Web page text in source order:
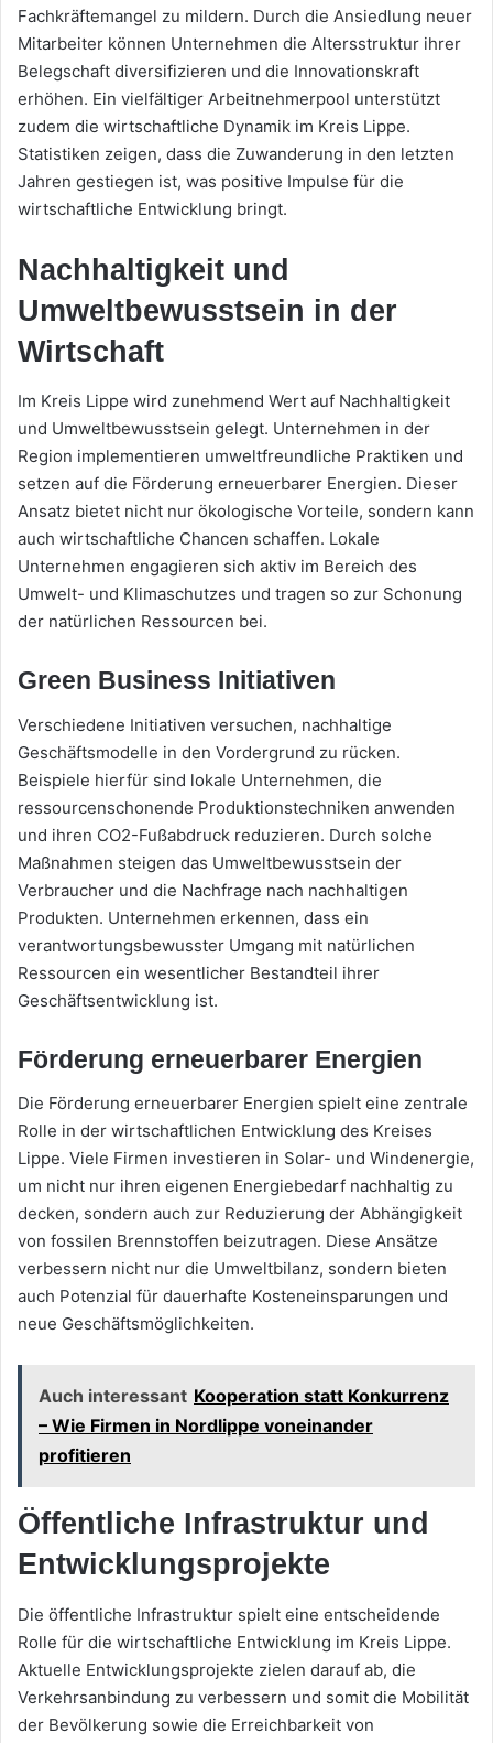
Fachkräftemangel zu mildern. Durch die Ansiedlung neuer
Mitarbeiter können Unternehmen die Altersstruktur ihrer
Belegschaft diversifizieren und die Innovationskraft
erhöhen. Ein vielfältiger Arbeitnehmerpool unterstützt
zudem die wirtschaftliche Dynamik im Kreis Lippe.
Statistiken zeigen, dass die Zuwanderung in den letzten
Jahren gestiegen ist, was positive Impulse für die
wirtschaftliche Entwicklung bringt.
Nachhaltigkeit und
Umweltbewusstsein in der
Wirtschaft
Im Kreis Lippe wird zunehmend Wert auf Nachhaltigkeit
und Umweltbewusstsein gelegt. Unternehmen in der
Region implementieren umweltfreundliche Praktiken und
setzen auf die Förderung erneuerbarer Energien. Dieser
Ansatz bietet nicht nur ökologische Vorteile, sondern kann
auch wirtschaftliche Chancen schaffen. Lokale
Unternehmen engagieren sich aktiv im Bereich des
Umwelt- und Klimaschutzes und tragen so zur Schonung
der natürlichen Ressourcen bei.
Green Business Initiativen
Verschiedene Initiativen versuchen, nachhaltige
Geschäftsmodelle in den Vordergrund zu rücken.
Beispiele hierfür sind lokale Unternehmen, die
ressourcenschonende Produktionstechniken anwenden
und ihren CO2-Fußabdruck reduzieren. Durch solche
Maßnahmen steigen das Umweltbewusstsein der
Verbraucher und die Nachfrage nach nachhaltigen
Produkten. Unternehmen erkennen, dass ein
verantwortungsbewusster Umgang mit natürlichen
Ressourcen ein wesentlicher Bestandteil ihrer
Geschäftsentwicklung ist.
Förderung erneuerbarer Energien
Die Förderung erneuerbarer Energien spielt eine zentrale
Rolle in der wirtschaftlichen Entwicklung des Kreises
Lippe. Viele Firmen investieren in Solar- und Windenergie,
um nicht nur ihren eigenen Energiebedarf nachhaltig zu
decken, sondern auch zur Reduzierung der Abhängigkeit
von fossilen Brennstoffen beizutragen. Diese Ansätze
verbessern nicht nur die Umweltbilanz, sondern bieten
auch Potenzial für dauerhafte Kosteneinsparungen und
neue Geschäftsmöglichkeiten.
Auch interessant Kooperation statt Konkurrenz
– Wie Firmen in Nordlippe voneinander
profitieren
Öffentliche Infrastruktur und
Entwicklungsprojekte
Die öffentliche Infrastruktur spielt eine entscheidende
Rolle für die wirtschaftliche Entwicklung im Kreis Lippe.
Aktuelle Entwicklungsprojekte zielen darauf ab, die
Verkehrsanbindung zu verbessern und somit die Mobilität
der Bevölkerung sowie die Erreichbarkeit von